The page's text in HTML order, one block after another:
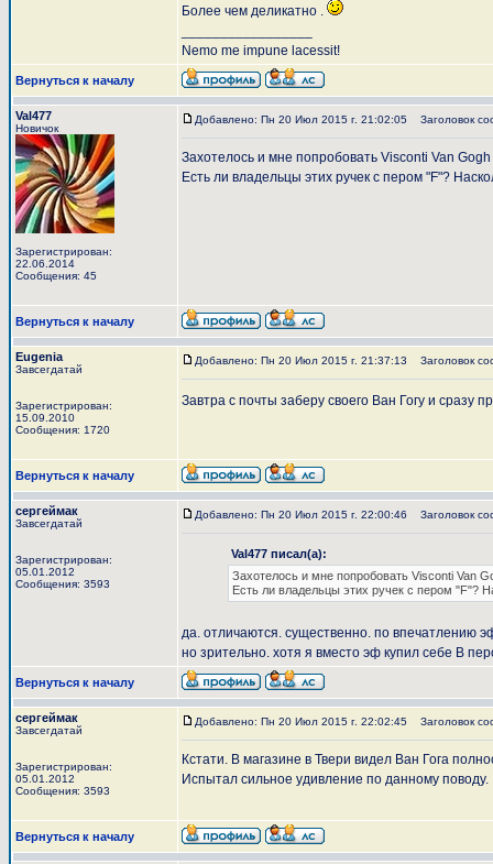
Более чем деликатно .
Nemo me impune lacessit!
Вернуться к началу
Val477
Новичок
Зарегистрирован:
22.06.2014
Сообщения: 45
Добавлено: Пн 20 Июл 2015 г. 21:02:05 Заголовок
Захотелось и мне попробовать Visconti Van
Есть ли владельцы этих ручек с пером "F"?
Вернуться к началу
Eugenia
Завсегдатай
Зарегистрирован:
15.09.2010
Сообщения: 1720
Добавлено: Пн 20 Июл 2015 г. 21:37:13 Заголовок
Завтра с почты заберу своего Ван Гогу и сразу
Вернуться к началу
сергеймак
Завсегдатай
Зарегистрирован:
05.01.2012
Сообщения: 3593
Добавлено: Пн 20 Июл 2015 г. 22:00:46 Заголовок
Val477 писал(а):
Захотелось и мне попробовать Visconti Van
Есть ли владельцы этих ручек с пером "F"?
да. отличаются. существенно. по впечатлению
но зрительно. хотя я вместо эф купил себе В
Вернуться к началу
сергеймак
Завсегдатай
Зарегистрирован:
05.01.2012
Сообщения: 3593
Добавлено: Пн 20 Июл 2015 г. 22:02:45 Заголовок
Кстати. В магазине в Твери видел Ван Гога
Испытал сильное удивление по данному поводу.
Вернуться к началу